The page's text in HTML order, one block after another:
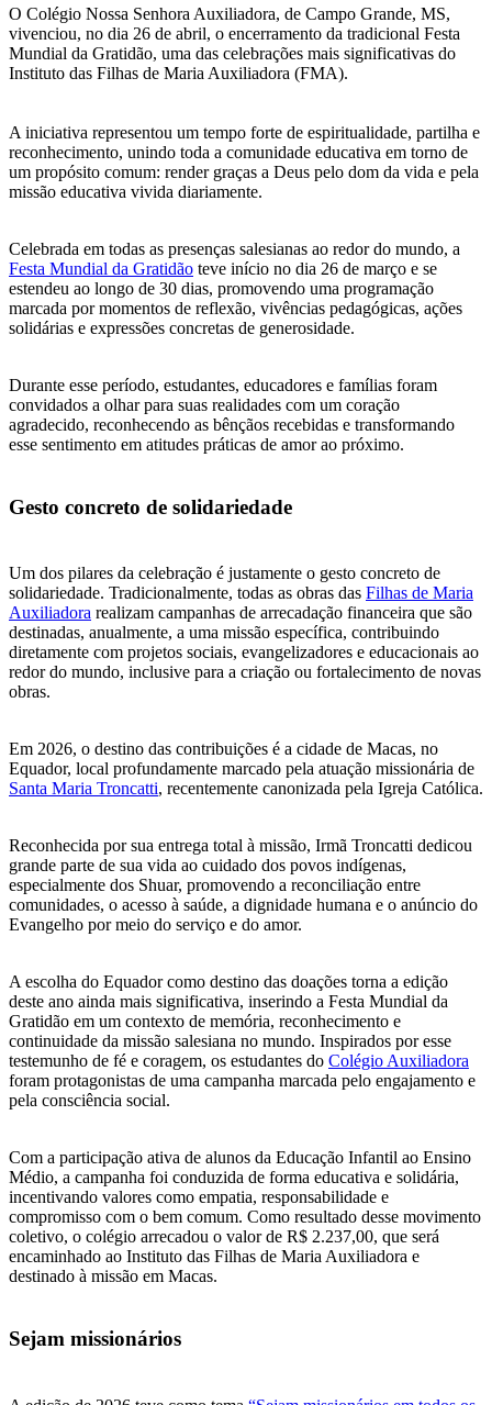
O Colégio Nossa Senhora Auxiliadora, de Campo Grande, MS,
vivenciou, no dia 26 de abril, o encerramento da tradicional Festa
Mundial da Gratidão, uma das celebrações mais significativas do
Instituto das Filhas de Maria Auxiliadora (FMA).
A iniciativa representou um tempo forte de espiritualidade, partilha e
reconhecimento, unindo toda a comunidade educativa em torno de
um propósito comum: render graças a Deus pelo dom da vida e pela
missão educativa vivida diariamente.
Celebrada em todas as presenças salesianas ao redor do mundo, a
Festa Mundial da Gratidão teve início no dia 26 de março e se
estendeu ao longo de 30 dias, promovendo uma programação
marcada por momentos de reflexão, vivências pedagógicas, ações
solidárias e expressões concretas de generosidade.
Durante esse período, estudantes, educadores e famílias foram
convidados a olhar para suas realidades com um coração
agradecido, reconhecendo as bênçãos recebidas e transformando
esse sentimento em atitudes práticas de amor ao próximo.
Gesto concreto de solidariedade
Um dos pilares da celebração é justamente o gesto concreto de
solidariedade. Tradicionalmente, todas as obras das Filhas de Maria
Auxiliadora realizam campanhas de arrecadação financeira que são
destinadas, anualmente, a uma missão específica, contribuindo
diretamente com projetos sociais, evangelizadores e educacionais ao
redor do mundo, inclusive para a criação ou fortalecimento de novas
obras.
Em 2026, o destino das contribuições é a cidade de Macas, no
Equador, local profundamente marcado pela atuação missionária de
Santa Maria Troncatti, recentemente canonizada pela Igreja Católica.
Reconhecida por sua entrega total à missão, Irmã Troncatti dedicou
grande parte de sua vida ao cuidado dos povos indígenas,
especialmente dos Shuar, promovendo a reconciliação entre
comunidades, o acesso à saúde, a dignidade humana e o anúncio do
Evangelho por meio do serviço e do amor.
A escolha do Equador como destino das doações torna a edição
deste ano ainda mais significativa, inserindo a Festa Mundial da
Gratidão em um contexto de memória, reconhecimento e
continuidade da missão salesiana no mundo. Inspirados por esse
testemunho de fé e coragem, os estudantes do Colégio Auxiliadora
foram protagonistas de uma campanha marcada pelo engajamento e
pela consciência social.
Com a participação ativa de alunos da Educação Infantil ao Ensino
Médio, a campanha foi conduzida de forma educativa e solidária,
incentivando valores como empatia, responsabilidade e
compromisso com o bem comum. Como resultado desse movimento
coletivo, o colégio arrecadou o valor de R$ 2.237,00, que será
encaminhado ao Instituto das Filhas de Maria Auxiliadora e
destinado à missão em Macas.
Sejam missionários